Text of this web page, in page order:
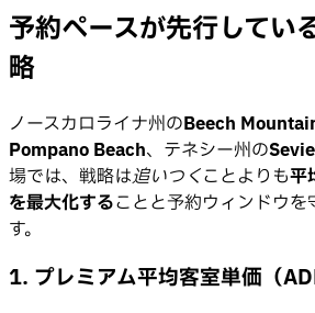
予約ペースが先行してい
略
ノースカロライナ州のBeech
Pompano Beach、テネシー州の
場では、戦略は追いつくことよりも平
を最大化することと予約ウィンドウ
す。
1. プレミアム平均客室単価（